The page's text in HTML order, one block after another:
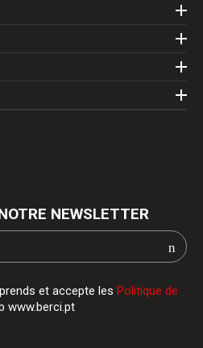
NEWSLETTER
et accepte les Politique de
www.berci.pt